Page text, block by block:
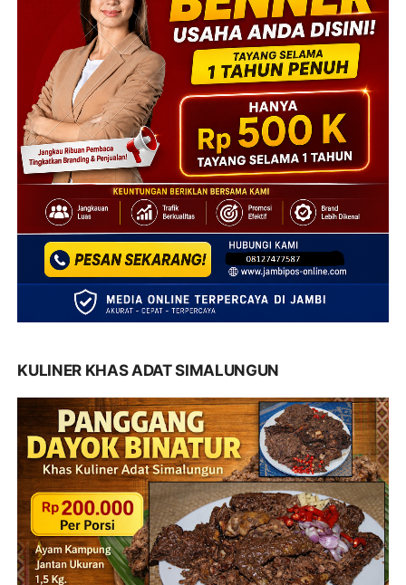
KULINER KHAS ADAT SIMALUNGUN